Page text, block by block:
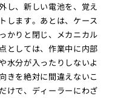
し、新しい電池を、覚え
します。あとは、ケース
かりと閉じ、メカニカル
としては、作業中に内部
水分が入ったりしないよ
きを絶対に間違えないこ
けで、ディーラーにわざ